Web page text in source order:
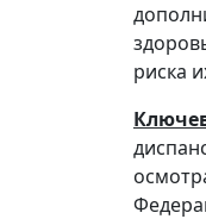
риска